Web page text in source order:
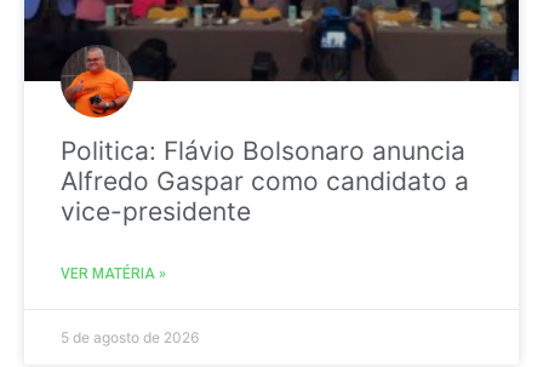
Politica: Flávio Bolsonaro anuncia
Alfredo Gaspar como candidato a
vice-presidente
VER MATÉRIA »
5 de agosto de 2026